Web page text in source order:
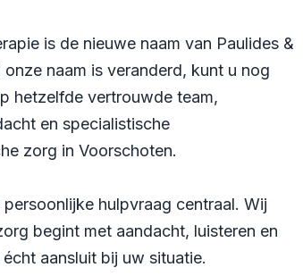
is de nieuwe naam van Paulides &
naam is veranderd, kunt u nog
hetzelfde vertrouwde team,
en specialistische
zorg in Voorschoten.
hulpvraag centraal. Wij
begint met aandacht, luisteren en
aansluit bij uw situatie.